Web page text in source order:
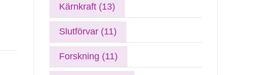
Kärnkraft (13)
Slutförvar (11)
Forskning (11)